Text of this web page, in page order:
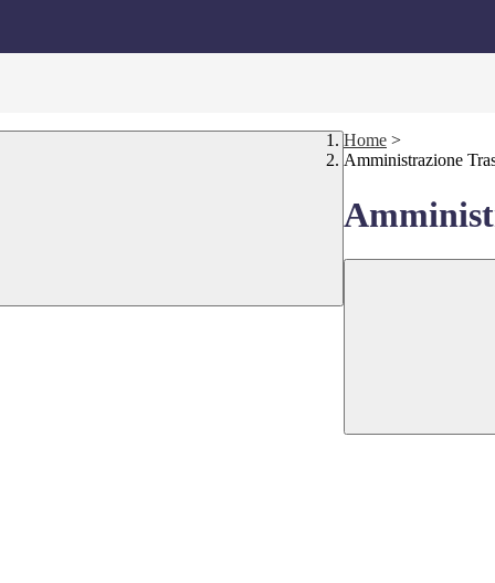
Home >
Amministrazione